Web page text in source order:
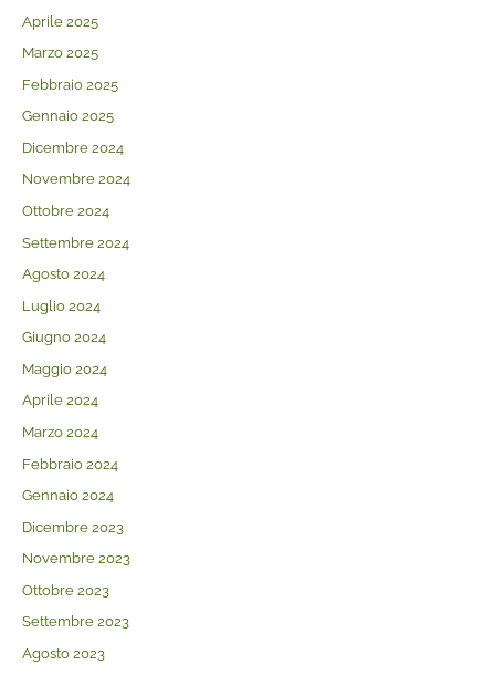
Aprile 2025
Marzo 2025
Febbraio 2025
Gennaio 2025
Dicembre 2024
Novembre 2024
Ottobre 2024
Settembre 2024
Agosto 2024
Luglio 2024
Giugno 2024
Maggio 2024
Aprile 2024
Marzo 2024
Febbraio 2024
Gennaio 2024
Dicembre 2023
Novembre 2023
Ottobre 2023
Settembre 2023
Agosto 2023